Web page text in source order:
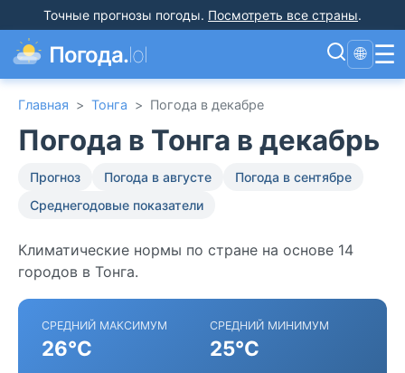
Точные прогнозы погоды. Посмотреть все страны.
Погода.lol 🌐 ☰
Главная > Тонга > Погода в декабре
Погода в Тонга в декабрь
Прогноз Погода в августе
Погода в сентябре
Среднегодовые показатели
Климатические нормы по стране на основе 14
городов в Тонга.
СРЕДНИЙ МАКСИМУМ
26°C
СРЕДНИЙ МИНИМУМ
25°C